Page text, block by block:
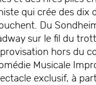
qui crée des dix
Du
sur le fil du
hors du
Musicale
exclusif, à